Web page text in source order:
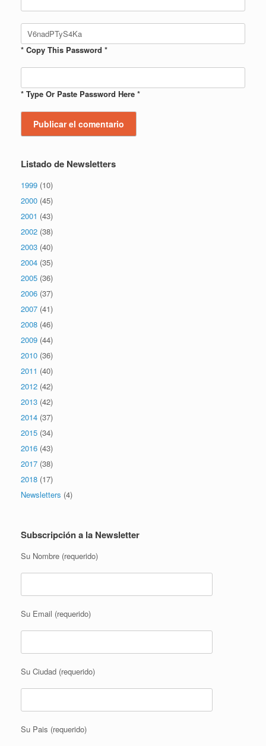
* Copy This Password *
* Type Or Paste Password Here *
Listado de Newsletters
1999 (10)
2000 (45)
2001 (43)
2002 (38)
2003 (40)
2004 (35)
2005 (36)
2006 (37)
2007 (41)
2008 (46)
2009 (44)
2010 (36)
2011 (40)
2012 (42)
2013 (42)
2014 (37)
2015 (34)
2016 (43)
2017 (38)
2018 (17)
Newsletters (4)
Subscripción a la Newsletter
Su Nombre (requerido)
Su Email (requerido)
Su Ciudad (requerido)
Su Pais (requerido)